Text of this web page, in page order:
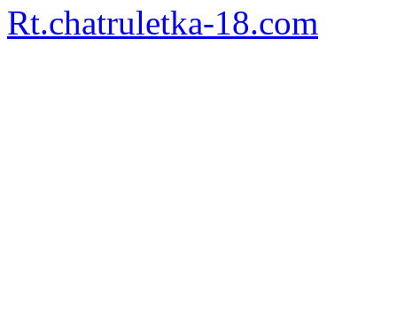
Rt.chatruletka-18.com